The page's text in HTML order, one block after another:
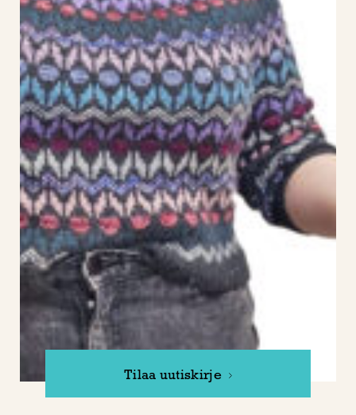
Tilaa uutiskirje